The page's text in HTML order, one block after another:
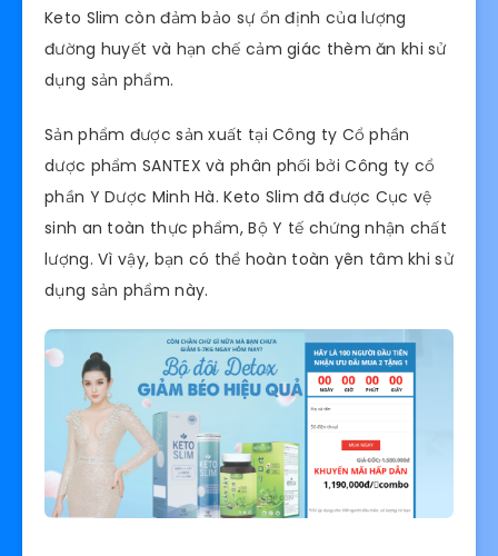
Keto Slim còn đảm bảo sự ổn định của lượng
đường huyết và hạn chế cảm giác thèm ăn khi sử
dụng sản phẩm.
Sản phẩm được sản xuất tại Công ty Cổ phần
dược phẩm SANTEX và phân phối bởi Công ty cổ
phần Y Dược Minh Hà. Keto Slim đã được Cục vệ
sinh an toàn thực phẩm, Bộ Y tế chứng nhận chất
lượng. Vì vậy, bạn có thể hoàn toàn yên tâm khi sử
dụng sản phẩm này.